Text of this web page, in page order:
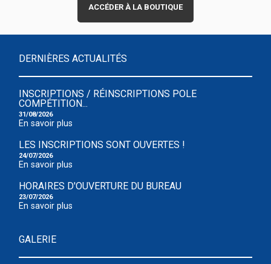
ACCÉDER À LA BOUTIQUE
DERNIÈRES ACTUALITÉS
INSCRIPTIONS / RÉINSCRIPTIONS POLE
COMPÉTITION...
31/08/2026
En savoir plus
LES INSCRIPTIONS SONT OUVERTES !
24/07/2026
En savoir plus
HORAIRES D'OUVERTURE DU BUREAU
23/07/2026
En savoir plus
GALERIE